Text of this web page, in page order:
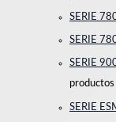
SERIE
SERIE
SERIE
productos
SERIE